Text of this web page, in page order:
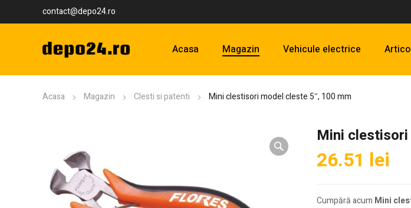
contact@depo24.ro
Acasa Magazin Vehicule electrice
Acasa Magazin Clesti si patenti Mini clestisori model cleste 5″, 100 mm
Mini
26.51 lei
Cumpără acum Mini